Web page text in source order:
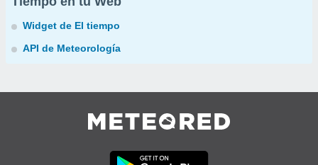
Widget de El tiempo
API de Meteorología